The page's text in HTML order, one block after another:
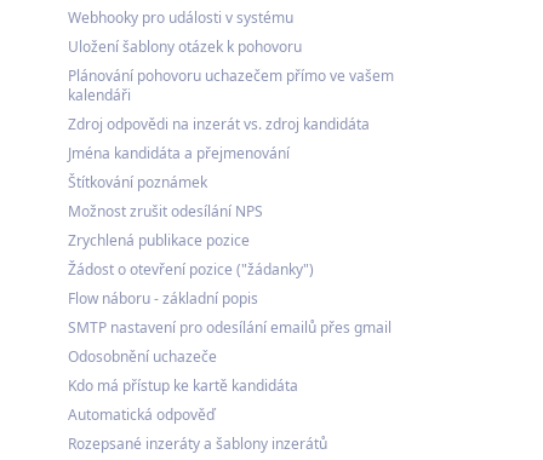
Webhooky pro události v systému
Uložení šablony otázek k pohovoru
Plánování pohovoru uchazečem přímo ve vašem
kalendáři
Zdroj odpovědi na inzerát vs. zdroj kandidáta
Jména kandidáta a přejmenování
Štítkování poznámek
Možnost zrušit odesílání NPS
Zrychlená publikace pozice
Žádost o otevření pozice ("žádanky")
Flow náboru - základní popis
SMTP nastavení pro odesílání emailů přes gmail
Odosobnění uchazeče
Kdo má přístup ke kartě kandidáta
Automatická odpověď
Rozepsané inzeráty a šablony inzerátů